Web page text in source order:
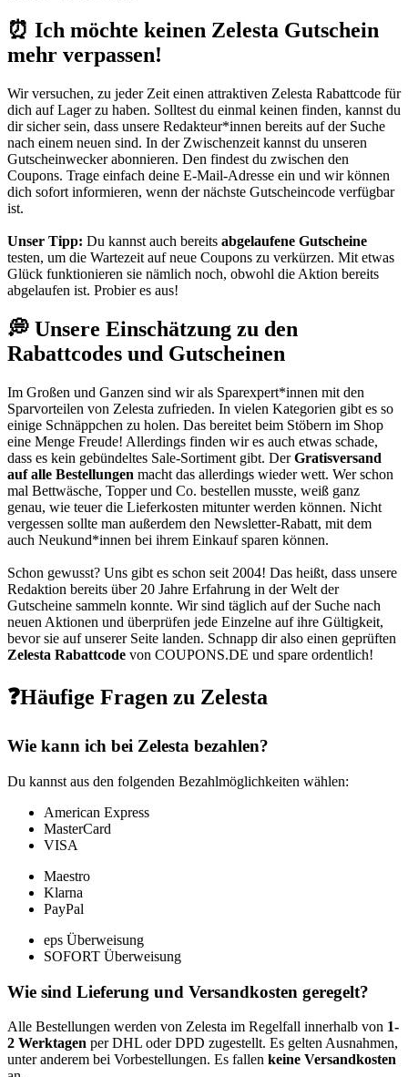
⏰ Ich möchte keinen Zelesta Gutschein
mehr verpassen!
Wir versuchen, zu jeder Zeit einen attraktiven Zelesta Rabattcode für
dich auf Lager zu haben. Solltest du einmal keinen finden, kannst du
dir sicher sein, dass unsere Redakteur*innen bereits auf der Suche
nach einem neuen sind. In der Zwischenzeit kannst du unseren
Gutscheinweckerabonnieren. Den findest du zwischen den
Coupons. Trage einfach deine E-Mail-Adresse ein und wir können
dich sofort informieren, wenn der nächste Gutscheincode verfügbar
ist.
Unser Tipp: Du kannst auch bereits abgelaufene Gutscheine
testen, um die Wartezeit auf neue Coupons zu verkürzen. Mit etwas
Glück funktionieren sie nämlich noch, obwohl die Aktion bereits
abgelaufen ist. Probier es aus!
💭 Unsere Einschätzung zu den
Rabattcodes und Gutscheinen
Im Großen und Ganzen sind wir als Sparexpert*innen mit den
Sparvorteilen von Zelesta zufrieden. In vielen Kategorien gibt es so
einige Schnäppchen zu holen. Das bereitet beim Stöbern im Shop
eine Menge Freude! Allerdings finden wir es auch etwas schade,
dass es kein gebündeltes Sale-Sortiment gibt. DerGratisversand
auf alle Bestellungen macht das allerdings wieder wett. Wer schon
mal Bettwäsche, Topper und Co. bestellen musste, weiß ganz
genau, wie teuer die Lieferkosten mitunter werden können. Nicht
vergessen sollte man außerdem den Newsletter-Rabatt, mit dem
auch Neukund*innen bei ihrem Einkauf sparen können.
Schon gewusst? Uns gibt es schon seit 2004! Das heißt, dass unsere
Redaktion bereits über 20 Jahre Erfahrung in der Welt der
Gutscheine sammeln konnte. Wir sind täglich auf der Suche nach
neuen Aktionen und überprüfen jede Einzelne auf ihre Gültigkeit,
bevor sie auf unserer Seite landen. Schnapp dir also einen geprüften
Zelesta Rabattcode von COUPONS.DE und spare ordentlich!
❓Häufige Fragen zu Zelesta
Wie kann ich bei Zelesta bezahlen?
Du kannst aus den folgenden Bezahlmöglichkeiten wählen:
American Express
MasterCard
VISA
Maestro
Klarna
PayPal
eps Überweisung
SOFORT Überweisung
Wie sind Lieferung und Versandkosten geregelt?
Alle Bestellungen werden von Zelesta im Regelfall innerhalb von 1-
2 Werktagen per DHL oder DPD zugestellt. Es gelten Ausnahmen,
unter anderem bei Vorbestellungen. Es fallen keine Versandkosten